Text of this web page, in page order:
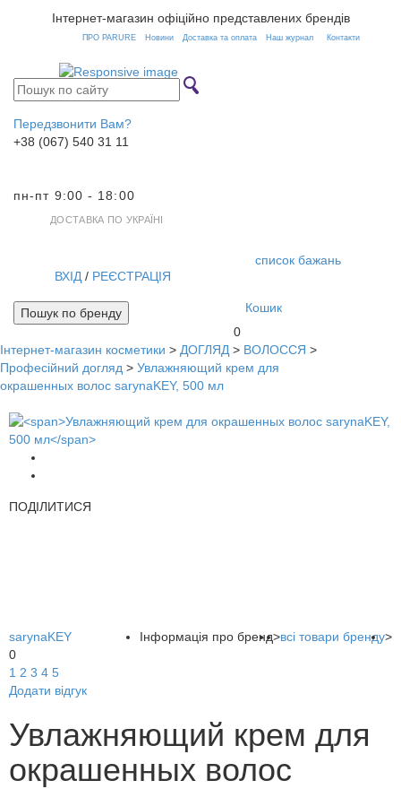
Інтернет-магазин офіційно представлених брендів
ПРО PARURE Новини Доставка та оплата Наш журнал Контакти
Передзвонити Вам?
+38 (067) 540 31 11
пн-пт 9:00 - 18:00
ДОСТАВКА ПО УКРАЇНІ
список бажань
ВХІД / РЕЄСТРАЦІЯ
Кошик
0
Пошук по бренду
Інтернет-магазин косметики > ДОГЛЯД > ВОЛОССЯ >
Професійний догляд > Увлажняющий крем для
окрашенных волос sarynaKEY, 500 мл
ПОДІЛИТИСЯ
Інформація про бренд>всі товари бренду>
sarynaKEY
0
1 2 3 4 5
Додати відгук
Увлажняющий крем для
окрашенных волос